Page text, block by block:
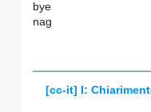
bye
nag
[cc-it] I: